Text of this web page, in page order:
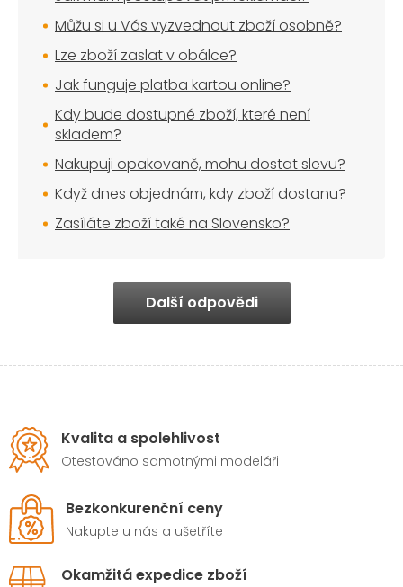
Můžu si u Vás vyzvednout zboží osobně?
Lze zboží zaslat v obálce?
Jak funguje platba kartou online?
Kdy bude dostupné zboží, které není
skladem?
Nakupuji opakovaně, mohu dostat slevu?
Když dnes objednám, kdy zboží dostanu?
Zasíláte zboží také na Slovensko?
Další odpovědi
Kvalita a spolehlivost
Otestováno samotnými modeláři
Bezkonkurenční ceny
Nakupte u nás a ušetříte
Okamžitá expedice zboží